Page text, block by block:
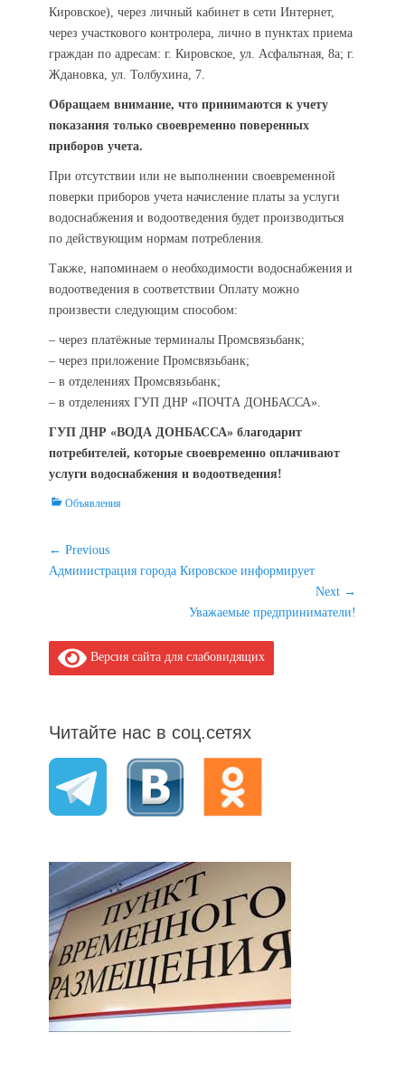
Кировское), через личный кабинет в сети Интернет,
через участкового контролера, лично в пунктах приема
граждан по адресам: г. Кировское, ул. Асфальтная, 8а; г.
Ждановка, ул. Толбухина, 7.
Обращаем внимание, что принимаются к учету
показания только своевременно поверенных
приборов учета.
При отсутствии или не выполнении своевременной
поверки приборов учета начисление платы за услуги
водоснабжения и водоотведения будет производиться
по действующим нормам потребления.
Также, напоминаем о необходимости водоснабжения и
водоотведения в соответствии Оплату можно
произвести следующим способом:
– через платёжные терминалы Промсвязьбанк;
– через приложение Промсвязьбанк;
– в отделениях Промсвязьбанк;
– в отделениях ГУП ДНР «ПОЧТА ДОНБАССА».
ГУП ДНР «ВОДА ДОНБАССА» благодарит
потребителей, которые своевременно оплачивают
услуги водоснабжения и водоотведения!
Categories
Объявления
Навигация
по
← Previous
Previous
Администрация города Кировское информирует
Next →
Уважаемые предприниматели!
Версия сайта для слабовидящих
Читайте нас в соц.сетях